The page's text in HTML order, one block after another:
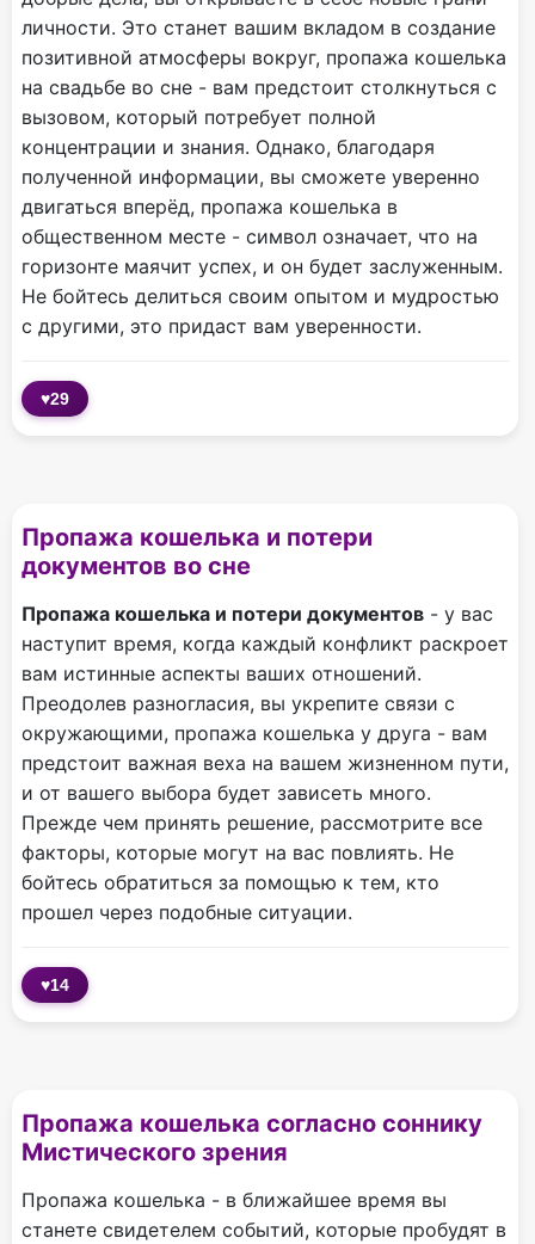
личности. Это станет вашим вкладом в создание
позитивной атмосферы вокруг, пропажа кошелька
на свадьбе во сне - вам предстоит столкнуться с
вызовом, который потребует полной
концентрации и знания. Однако, благодаря
полученной информации, вы сможете уверенно
двигаться вперёд, пропажа кошелька в
общественном месте - символ означает, что на
горизонте маячит успех, и он будет заслуженным.
Не бойтесь делиться своим опытом и мудростью
с другими, это придаст вам уверенности.
♥29
Пропажа кошелька и потери
документов во сне
Пропажа кошелька и потери документов - у вас
наступит время, когда каждый конфликт раскроет
вам истинные аспекты ваших отношений.
Преодолев разногласия, вы укрепите связи с
окружающими, пропажа кошелька у друга - вам
предстоит важная веха на вашем жизненном пути,
и от вашего выбора будет зависеть много.
Прежде чем принять решение, рассмотрите все
факторы, которые могут на вас повлиять. Не
бойтесь обратиться за помощью к тем, кто
прошел через подобные ситуации.
♥14
Пропажа кошелька согласно соннику
Мистического зрения
Пропажа кошелька - в ближайшее время вы
станете свидетелем событий, которые пробудят в